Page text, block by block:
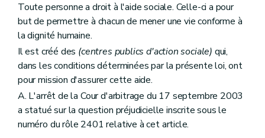
Art. 31
Art. 31bis
Art. 32
Art. 33
Art. 33bis
Art. 34
Art. 34bis
Art. 35
Art. 36
Art. 37
Art. 38
Toute personne a droit à l'aide sociale. Celle-ci a pour
but de permettre à chacun de mener une vie conforme à
la dignité humaine.
Il est créé des (centres publics d'action sociale) qui,
dans les conditions déterminées par la présente loi, ont
pour mission d'assurer cette aide.
A. L'arrêt de la Cour d'arbitrage du 17 septembre 2003
a statué sur la question préjudicielle inscrite sous le
numéro du rôle 2401 relative à cet article.